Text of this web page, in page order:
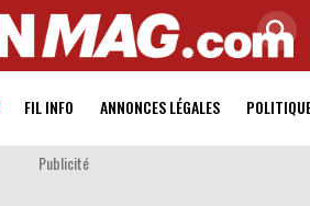
FIL INFO ANNONCES LÉGALES
Publicité